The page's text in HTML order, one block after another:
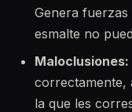
Genera fuerzas
esmalte no
Maloclusiones:
correctamente,
la que les